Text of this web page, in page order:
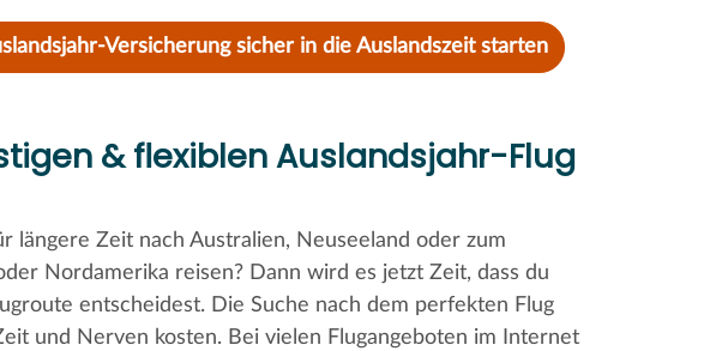
Versicherung sicher in die Auslandszeit starten
& flexiblen Auslandsjahr-Flug
längere Zeit nach Australien, Neuseeland oder zum
Nordamerika reisen? Dann wird es jetzt Zeit, dass du
entscheidest. Die Suche nach dem perfekten Flug
und Nerven kosten. Bei vielen Flugangeboten im Internet